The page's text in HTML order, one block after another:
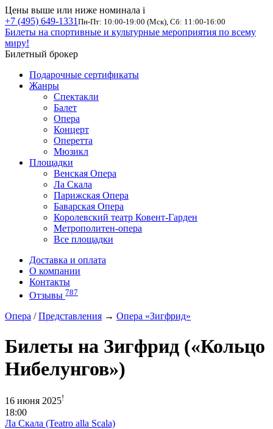
Цены выше или ниже номинала i
+7 (495) 649-1331 Пн-Пт: 10:00-19:00 (Мск), Сб: 11:00-16:00
Билеты на спортивные и культурные мероприятия по всему
миру!
Билетный брокер
Подарочные сертификаты
Жанры
Спектакли
Балет
Опера
Концерт
Оперетта
Мюзикл
Площадки
Венская Опера
Ла Скала
Парижская Опера
Баварская Опера
Королевский театр Ковент-Гарден
Метрополитен-опера
Все площадки
Доставка и оплата
О компании
Контакты
Отзывы 787
Опера /Представления → Опера «Зигфрид»
Билеты на Зигфрид («Кольцо
Нибелунгов»)
16 июня 2025!
18:00
Ла Скала (Teatro alla Scala)